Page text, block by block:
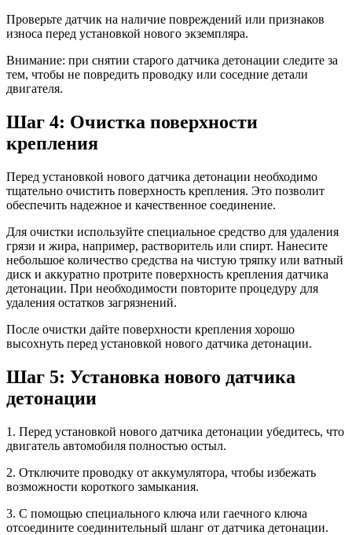
Проверьте датчик на наличие повреждений или признаков
износа перед установкой нового экземпляра.
Внимание: при снятии старого датчика детонации следите за
тем, чтобы не повредить проводку или соседние детали
двигателя.
Шаг 4: Очистка поверхности
крепления
Перед установкой нового датчика детонации необходимо
тщательно очистить поверхность крепления. Это позволит
обеспечить надежное и качественное соединение.
Для очистки используйте специальное средство для удаления
грязи и жира, например, растворитель или спирт. Нанесите
небольшое количество средства на чистую тряпку или ватный
диск и аккуратно протрите поверхность крепления датчика
детонации. При необходимости повторите процедуру для
удаления остатков загрязнений.
После очистки дайте поверхности крепления хорошо
высохнуть перед установкой нового датчика детонации.
Шаг 5: Установка нового датчика
детонации
1. Перед установкой нового датчика детонации убедитесь, что
двигатель автомобиля полностью остыл.
2. Отключите проводку от аккумулятора, чтобы избежать
возможности короткого замыкания.
3. С помощью специального ключа или гаечного ключа
отсоедините соединительный шланг от датчика детонации.